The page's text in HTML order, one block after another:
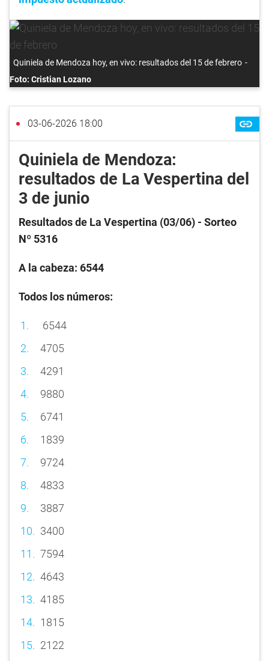
Quiniela de Mendoza hoy, en vivo: resultados del 15 de febrero
Foto: Cristian Lozano
03-06-2026 18:00
Quiniela de Mendoza:
resultados de La Vespertina del
3 de junio
Resultados de La Vespertina (03/06) - Sorteo
Nº 5316
A la cabeza: 6544
Todos los números:
6544
4705
4291
9880
6741
1839
9724
4833
3887
3400
7594
4643
4185
1815
2122